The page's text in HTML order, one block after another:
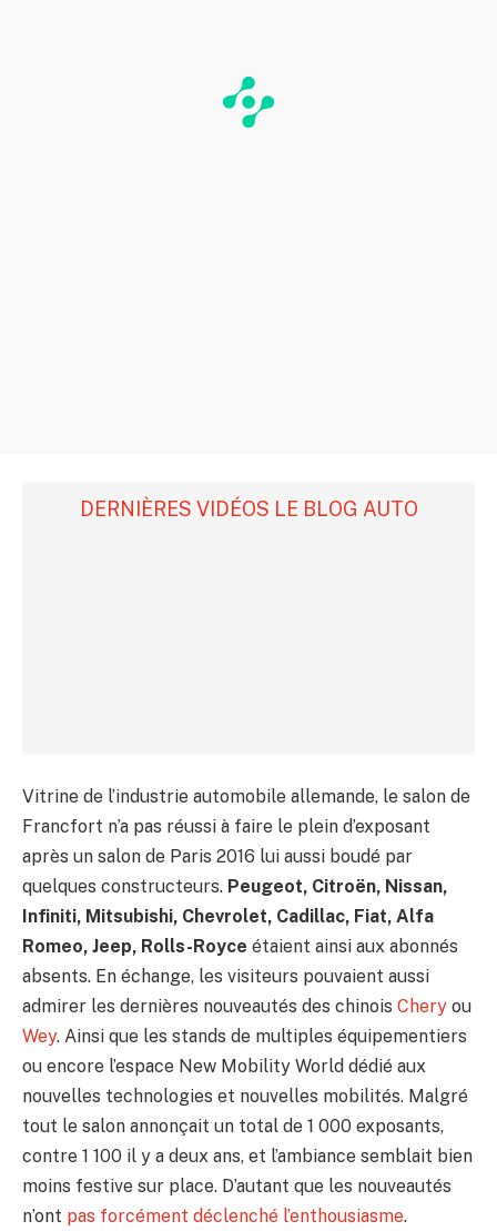
DERNIÈRES VIDÉOS LE BLOG AUTO
Vitrine de l’industrie automobile allemande, le salon de
Francfort n’a pas réussi à faire le plein d’exposant
après un salon de Paris 2016 lui aussi boudé par
quelques constructeurs. Peugeot, Citroën, Nissan,
Infiniti, Mitsubishi, Chevrolet, Cadillac, Fiat, Alfa
Romeo, Jeep, Rolls-Royce étaient ainsi aux abonnés
absents. En échange, les visiteurs pouvaient aussi
admirer les dernières nouveautés des chinois Chery ou
Wey. Ainsi que les stands de multiples équipementiers
ou encore l’espace New Mobility World dédié aux
nouvelles technologies et nouvelles mobilités. Malgré
tout le salon annonçait un total de 1 000 exposants,
contre 1 100 il y a deux ans, et l’ambiance semblait bien
moins festive sur place. D’autant que les nouveautés
n’ont pas forcément déclenché l’enthousiasme.